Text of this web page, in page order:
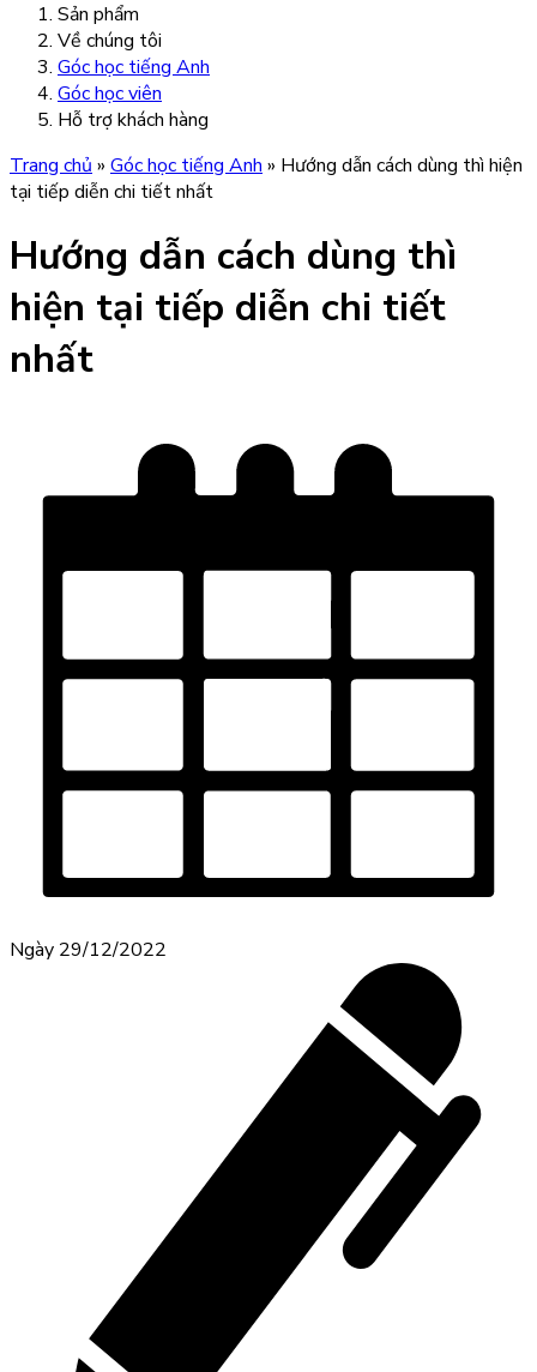
Sản phẩm
Về chúng tôi
Góc học tiếng Anh
Góc học viên
Hỗ trợ khách hàng
Trang chủ » Góc học tiếng Anh » Hướng dẫn cách dùng thì hiện
tại tiếp diễn chi tiết nhất
Hướng dẫn cách dùng thì
hiện tại tiếp diễn chi tiết
nhất
Ngày 29/12/2022